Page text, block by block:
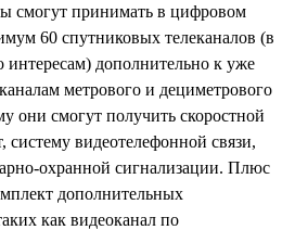
смогут принимать в цифровом
60 спутниковых телеканалов (в
интересам) дополнительно к уже
метрового и дециметрового
они смогут получить скоростной
систему видеотелефонной связи,
охранной сигнализации. Плюс
дополнительных
как видеоканал по